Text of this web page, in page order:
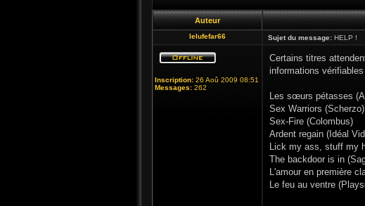
Auteur
lelufefar66 Sujet du message: HELP !
Inscription: 26 Aoû 2009 08:51
Messages: 262
Certains titres
informations
Les sœurs pétasses
Sex Warriors (Scherzo)
Sex-Fire (Colombus)
Ardent regain (Idéal
Lick my ass, stuff my
The backdoor is in
L'amour en première
Le feu au ventre